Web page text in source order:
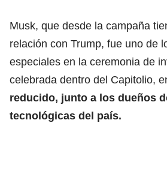
Musk, que desde la campaña
relación con Trump, fue uno de
especiales en la ceremonia de
celebrada dentro del Capitolio,
reducido, junto a los dueños
tecnológicas del país.